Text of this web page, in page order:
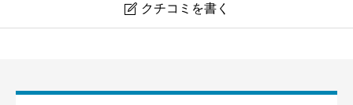
 クチコミを書く